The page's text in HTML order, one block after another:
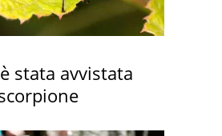
stata avvistata